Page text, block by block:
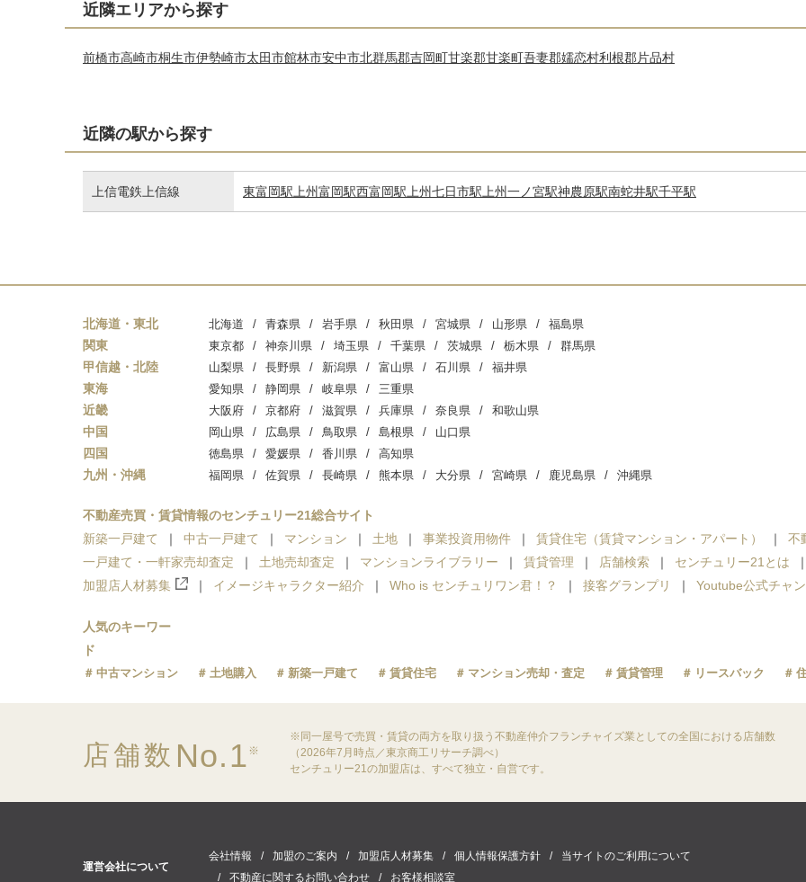
近隣エリアから探す
前橋市高崎市桐生市伊勢崎市太田市館林市安中市北群馬郡吉岡町甘楽郡甘楽町吾妻郡嬬恋村利根郡片品村
近隣の駅から探す
上信電鉄上信線 東富岡駅上州富岡駅西富岡駅上州七日市駅上州一ノ宮駅神農原駅南蛇井駅千平駅
北海道・東北 北海道 青森県 岩手県 秋田県 宮城県 山形県 福島県
関東 東京都 神奈川県 埼玉県 千葉県 茨城県 栃木県 群馬県
甲信越・北陸 山梨県 長野県 新潟県 富山県 石川県 福井県
東海 愛知県 静岡県 岐阜県 三重県
近畿 大阪府 京都府 滋賀県 兵庫県 奈良県 和歌山県
中国 岡山県 広島県 鳥取県 島根県 山口県
四国 徳島県 愛媛県 香川県 高知県
九州・沖縄 福岡県 佐賀県 長崎県 熊本県 大分県 宮崎県 鹿児島県 沖縄県
不動産売買・賃貸情報のセンチュリー21総合サイト
新築一戸建て
中古一戸建て マンション 土地 事業投資用物件 賃貸住宅（賃貸マンション・アパート）
不
一戸建て・一軒家売却査定
土地売却査定 マンションライブラリー 賃貸管理 店舗検索
センチュリー21とは
加盟店人材募集
イメージキャラクター紹介 Who is センチュリワン君！？ 接客グランプリ Youtube公式チャ
人気のキーワー
ド
中古マンション 土地購入 新築一戸建て 賃貸住宅 マンション売却・査定 賃貸管理 リースバック
店舗数 No.1 ※
※同一屋号で売買・賃貸の両方を取り扱う不動産仲介フランチャイズ業としての全国における店舗数
（2026年7月時点／東京商工リサーチ調べ）
センチュリー21の加盟店は、すべて独立・自営です。
運営会社について
会社情報 加盟のご案内 加盟店人材募集 個人情報保護方針
当サイトのご利用について
不動産に関するお問い合わせ
お客様相談室